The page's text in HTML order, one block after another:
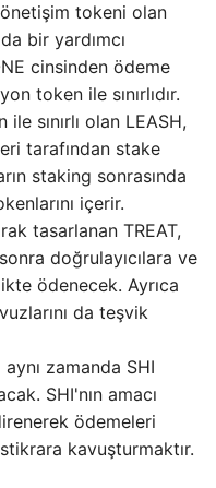
tokeni olan
bir yardımcı
cinsinden ödeme
token ile sınırlıdır.
sınırlı olan LEASH,
tarafından stake
staking sonrasında
içerir.
tasarlanan TREAT,
doğrulayıcılara ve
ödenecek. Ayrıca
da teşvik
zamanda SHI
SHI'nın amacı
ödemeleri
kavuşturmaktır.